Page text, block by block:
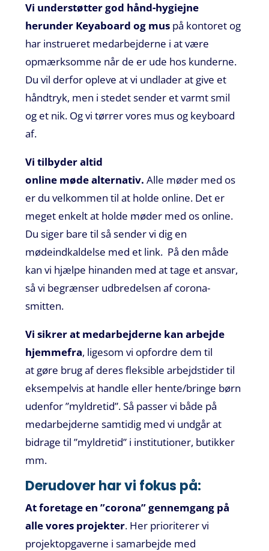
Vi understøtter god hånd-hygiejne
herunder Keyaboard og mus på kontoret og
har instrueret medarbejderne i at være
opmærksomme når de er ude hos kunderne.
Du vil derfor opleve at vi undlader at give et
håndtryk, men i stedet sender et varmt smil
og et nik. Og vi tørrer vores mus og keyboard
af.
Vi tilbyder altid
online mødealternativ.Alle møder med os
er du velkommen til at holde online. Det er
meget enkelt at holde møder med os online.
Du siger bare til så sender vi dig en
mødeindkaldelse med et link. På den måde
kan vi hjælpe hinanden med at tage et ansvar,
så vi begrænser udbredelsen afcorona-
smitten.
Vi sikrer at medarbejderne kanarbejde
hjemmefra, ligesomvi opfordre dem til
at gøre brug afderesfleksible arbejdstidertil
eksempelvis at handle eller hente/bringe børn
udenfor ”myldretid”. Så passer vi både på
medarbejderne samtidig med vi undgår at
bidrage til ”myldretid” i institutioner, butikker
mm.
Derudover har vi fokus på:
At foretage en”corona” gennemgang på
alle vores projekter. Her prioriterer vi
projektopgaverne i samarbejde med